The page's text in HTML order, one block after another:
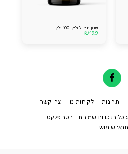
שמן תיבול צ'ילי 100 מ''ל
₪19.9
יתרונות לקוחותינו צרו קשר
בטר פלקס
תנאי שימוש